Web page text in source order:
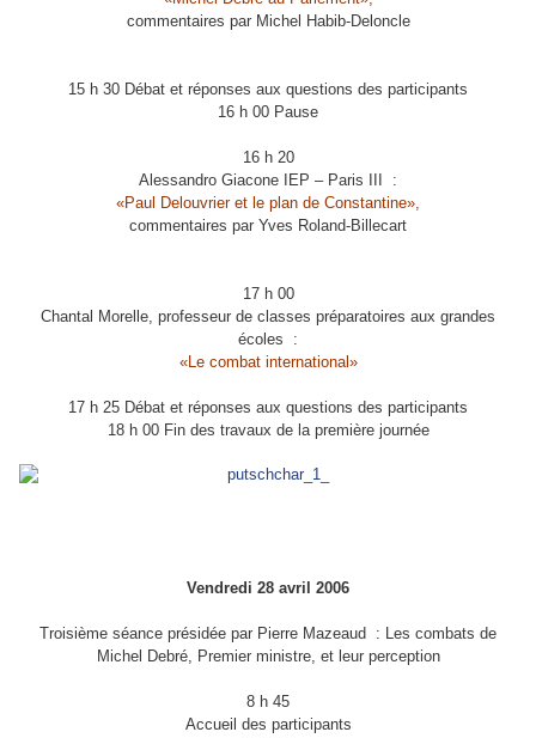
commentaires par Michel Habib-Deloncle
15 h 30 Débat et réponses aux questions des participants
16 h 00 Pause
16 h 20
Alessandro Giacone IEP – Paris III :
«Paul Delouvrier et le plan de Constantine»,
commentaires par Yves Roland-Billecart
17 h 00
Chantal Morelle, professeur de classes préparatoires aux grandes
écoles :
«Le combat international»
17 h 25 Débat et réponses aux questions des participants
18 h 00 Fin des travaux de la première journée
Vendredi 28 avril 2006
Troisième séance présidée par Pierre Mazeaud : Les combats de
Michel Debré, Premier ministre, et leur perception
8 h 45
Accueil des participants